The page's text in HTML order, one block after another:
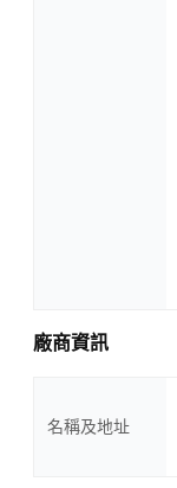
廠商資訊
名稱及地址